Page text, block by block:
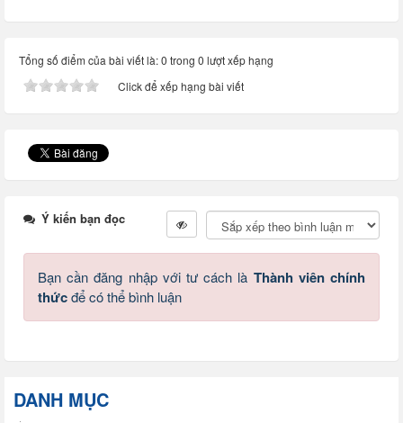
Tổng số điểm của bài viết là: 0 trong 0 lượt xếp hạng
Click để xếp hạng bài viết
Ý kiến bạn đọc
Bạn cần đăng nhập với tư cách là Thành viên chính
thứcđể có thể bình luận
DANH MỤC